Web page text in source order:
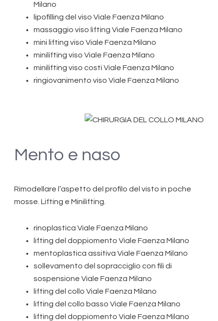
Milano
lipofilling del viso Viale Faenza Milano
massaggio viso lifting Viale Faenza Milano
mini lifting viso Viale Faenza Milano
minilifting viso Viale Faenza Milano
minilifting viso costi Viale Faenza Milano
ringiovanimento viso Viale Faenza Milano
Mento e naso
Rimodellare l’aspetto del profilo del visto in poche
mosse. Lifting e Minilifting.
rinoplastica Viale Faenza Milano
lifting del doppiomento Viale Faenza Milano
mentoplastica assitiva Viale Faenza Milano
sollevamento del sopracciglio con fili di
sospensione Viale Faenza Milano
lifting del collo Viale Faenza Milano
lifting del collo basso Viale Faenza Milano
lifting del doppiomento Viale Faenza Milano